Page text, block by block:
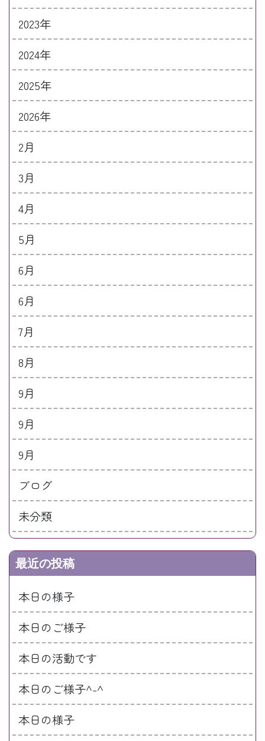
2023年
2024年
2025年
2026年
2月
3月
4月
5月
6月
6月
7月
8月
9月
9月
9月
ブログ
未分類
最近の投稿
本日の様子
本日のご様子
本日の活動です
本日のご様子^-^
本日の様子